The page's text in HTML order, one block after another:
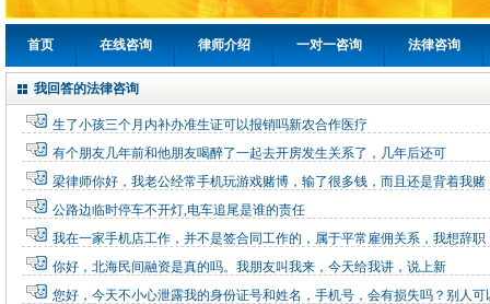
首页 在线咨询 律师介绍 一对一咨询 法律咨询
我回答的法律咨询
生了小孩三个月内补办准生证可以报销吗新农合作医疗
有个朋友几年前和他朋友喝醉了一起去开房发生关系了，几年后还可
梁律师你好，我老公经常手机玩游戏赌博，输了很多钱，而且还是背着我赌
公路边临时停车不开灯,电车追尾是谁的责任
我在一家手机店工作，并不是签合同工作的，属于平常雇佣关系，我想辞职
你好，北海民间融资是真的吗。我朋友叫我来，今天给我讲，说上新
您好，今天不小心泄露我的身份证号和姓名，手机号，会有损失吗？别人